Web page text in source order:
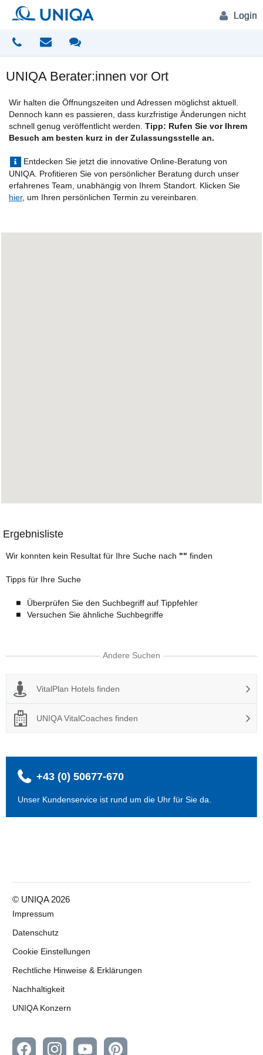
Login
UNIQA Berater:innen vor Ort
Wir halten die Öffnungszeiten und Adressen möglichst aktuell.
Dennoch kann es passieren, dass kurzfristige Änderungen nicht
schnell genug veröffentlicht werden. Tipp: Rufen Sie vor Ihrem
Besuch am besten kurz in der Zulassungsstelle an.
Entdecken Sie jetzt die innovative Online-Beratung von
UNIQA. Profitieren Sie von persönlicher Beratung durch unser
erfahrenes Team, unabhängig von Ihrem Standort. Klicken Sie
hier, um Ihren persönlichen Termin zu vereinbaren.
Ergebnisliste
Wir konnten kein Resultat für Ihre Suche nach "" finden
Tipps für Ihre Suche
Überprüfen Sie den Suchbegriff auf Tippfehler
Versuchen Sie ähnliche Suchbegriffe
Andere Suchen
VitalPlan Hotels finden
UNIQA VitalCoaches finden
+43 (0) 50677-670
Unser Kundenservice ist rund um die Uhr für Sie da.
© UNIQA 2026
Impressum
Datenschutz
Cookie Einstellungen
Rechtliche Hinweise & Erklärungen
Nachhaltigkeit
UNIQA Konzern